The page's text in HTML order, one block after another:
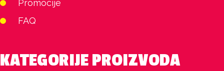
Promocije
FAQ
KATEGORIJE PROIZVODA